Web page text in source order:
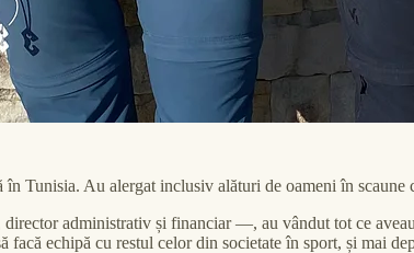
Tunisia. Au alergat inclusiv alături de oameni în
administrativ și financiar —, au vândut tot ce
echipă cu restul celor din societate în sport, și mai